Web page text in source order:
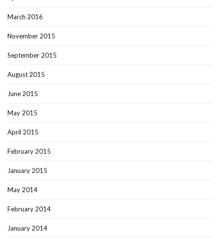
March 2016
November 2015
September 2015
August 2015
June 2015
May 2015
April 2015
February 2015
January 2015
May 2014
February 2014
January 2014